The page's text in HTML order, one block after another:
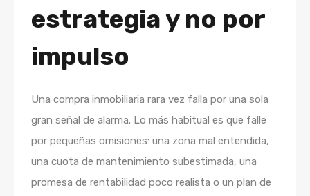
estrategia y no por
impulso
Una compra inmobiliaria rara vez falla por una sola
gran señal de alarma. Lo más habitual es que falle
por pequeñas omisiones: una zona mal entendida,
una cuota de mantenimiento subestimada, una
promesa de rentabilidad poco realista o un plan de